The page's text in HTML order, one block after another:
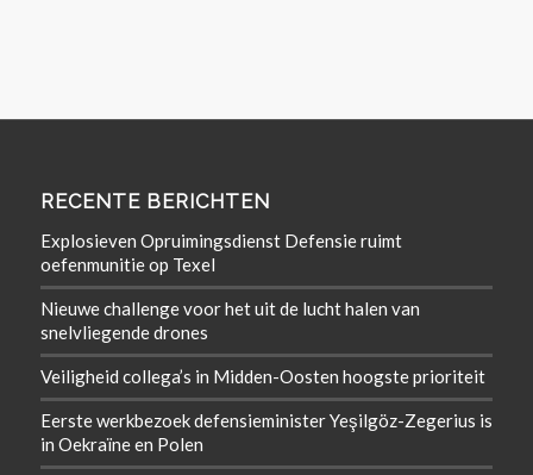
RECENTE BERICHTEN
Explosieven Opruimingsdienst Defensie ruimt
oefenmunitie op Texel
Nieuwe challenge voor het uit de lucht halen van
snelvliegende drones
Veiligheid collega’s in Midden-Oosten hoogste prioriteit
Eerste werkbezoek defensieminister Yeşilgöz-Zegerius is
in Oekraïne en Polen